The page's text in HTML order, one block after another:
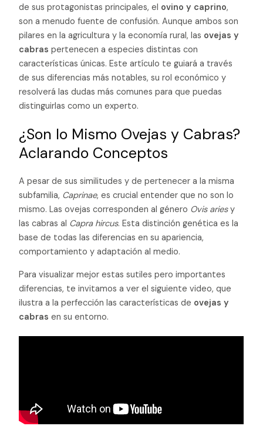
de sus protagonistas principales, el ovino y caprino,
son a menudo fuente de confusión. Aunque ambos son
pilares en la agricultura y la economía rural, las ovejas y
cabras pertenecen a especies distintas con
características únicas. Este artículo te guiará a través
de sus diferencias más notables, su rol económico y
resolverá las dudas más comunes para que puedas
distinguirlas como un experto.
¿Son lo Mismo Ovejas y Cabras?
Aclarando Conceptos
A pesar de sus similitudes y de pertenecer a la misma
subfamilia, Caprinae, es crucial entender que no son lo
mismo. Las ovejas corresponden al género Ovis ariesy
las cabras al Capra hircus. Esta distinción genética es la
base de todas las diferencias en su apariencia,
comportamiento y adaptación al medio.
Para visualizar mejor estas sutiles pero importantes
diferencias, te invitamos a ver el siguiente video, que
ilustra a la perfección las características de ovejas y
cabras en su entorno.